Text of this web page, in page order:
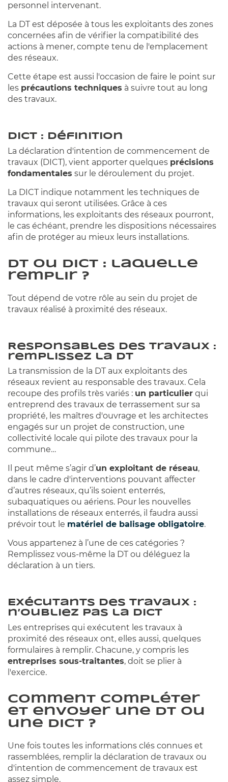
personnel intervenant.
La DT est déposée à tous les exploitants des zones
concernées afin de vérifier la compatibilité des
actions à mener, compte tenu de l'emplacement
des réseaux.
Cette étape est aussi l'occasion de faire le point sur
les précautions techniques à suivre tout au long
des travaux.
DICT : définition
La déclaration d'intention de commencement de
travaux (DICT), vient apporter quelques précisions
fondamentales sur le déroulement du projet.
La DICT indique notamment les techniques de
travaux qui seront utilisées. Grâce à ces
informations, les exploitants des réseaux pourront,
le cas échéant, prendre les dispositions nécessaires
afin de protéger au mieux leurs installations.
DT ou DICT : laquelle
remplir ?
Tout dépend de votre rôle au sein du projet de
travaux réalisé à proximité des réseaux.
Responsables des travaux :
remplissez la DT
La transmission de la DT aux exploitants des
réseaux revient au responsable des travaux. Cela
recoupe des profils très variés : un particulier qui
entreprend des travaux de terrassement sur sa
propriété, les maîtres d'ouvrage et les architectes
engagés sur un projet de construction, une
collectivité locale qui pilote des travaux pour la
commune…
Il peut même s’agir d’un exploitant de réseau,
dans le cadre d'interventions pouvant affecter
d’autres réseaux, qu’ils soient enterrés,
subaquatiques ou aériens. Pour les nouvelles
installations de réseaux enterrés, il faudra aussi
prévoir tout le matériel de balisage obligatoire.
Vous appartenez à l’une de ces catégories ?
Remplissez vous-même la DT ou déléguez la
déclaration à un tiers.
Exécutants des travaux :
n’oubliez pas la DICT
Les entreprises qui exécutent les travaux à
proximité des réseaux ont, elles aussi, quelques
formulaires à remplir. Chacune, y compris les
entreprises sous-traitantes, doit se plier à
l'exercice.
Comment compléter
et envoyer une DT ou
une DICT ?
Une fois toutes les informations clés connues et
rassemblées, remplir la déclaration de travaux ou
d'intention de commencement de travaux est
assez simple.